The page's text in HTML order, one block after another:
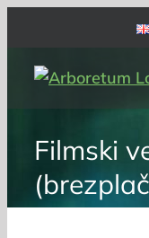
content
Filmski